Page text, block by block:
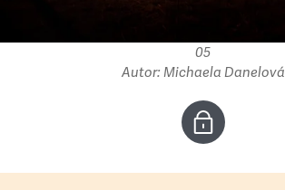
05
Autor: Michaela Danelová